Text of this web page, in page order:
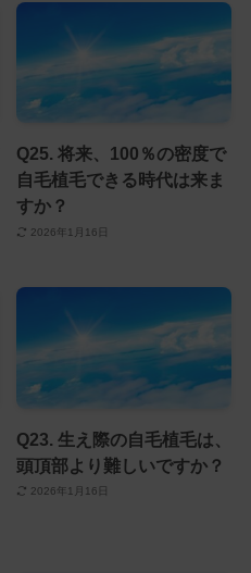
Q25. 将来、100％の密度で
自毛植毛できる時代は来ま
すか？
2026年1月16日
Q23. 生え際の自毛植毛は、
頭頂部より難しいですか？
2026年1月16日